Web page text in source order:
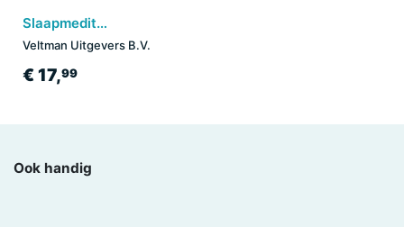
Slaapmeditaties
Veltman Uitgevers B.V.
€ 17,99
Ook handig